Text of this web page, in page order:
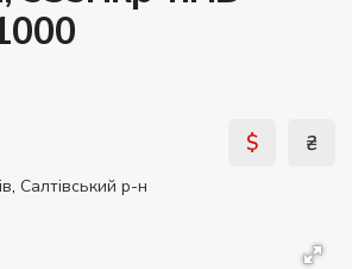
, Салтівський р-н
$ ₴